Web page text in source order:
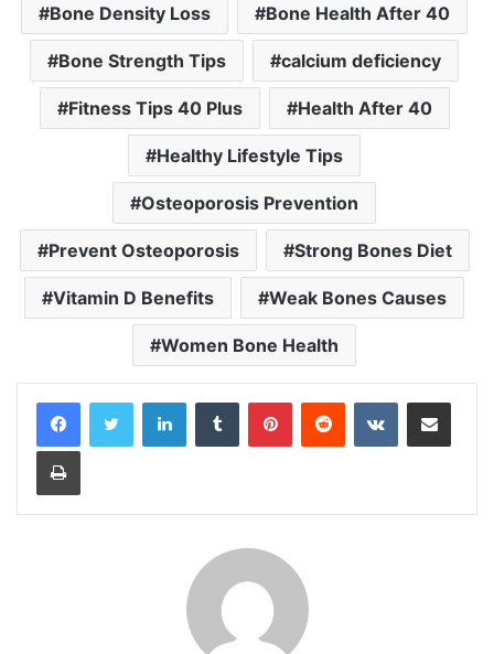
o
o
k
A
p
p
e
r
r
a
m
k
Bone Density Loss Bone Health After 40
Bone Strength Tips calcium deficiency
Fitness Tips 40 Plus Health After 40
Healthy Lifestyle Tips
Osteoporosis Prevention
Prevent Osteoporosis Strong Bones Diet
Vitamin D Benefits Weak Bones Causes
Women Bone Health
LinkedInTumblr PinterestReddit VKontakteShare via Email
Print